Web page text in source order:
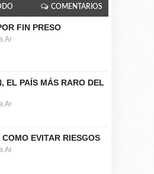
COMENTARIOS
FIN PRESO
EL PAÍS MÁS RARO DEL
EVITAR RIESGOS